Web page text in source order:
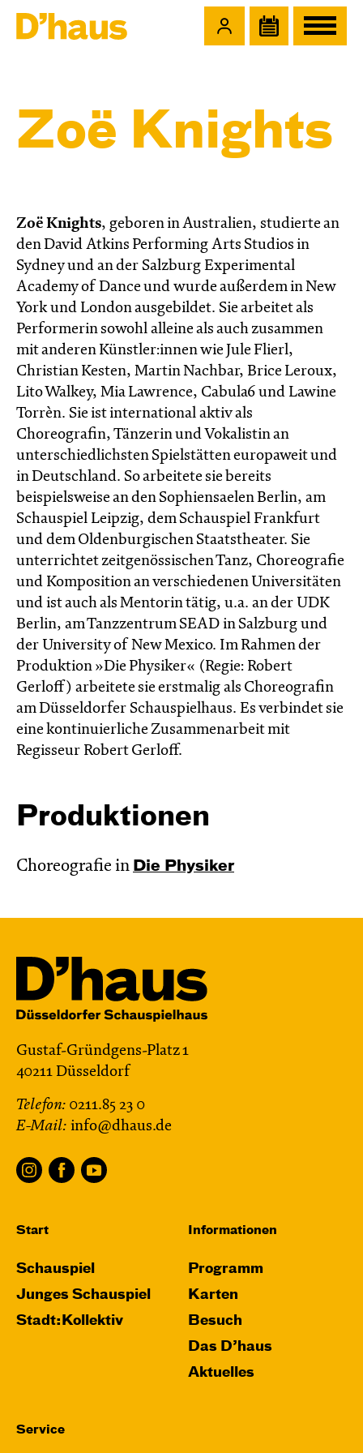
Zoë Knights
Zoë Knights, geboren in Australien, studierte an
den David Atkins Performing Arts Studios in
Sydney und an der Salzburg Experimental
Academy of Dance und wurde außerdem in New
York und London ausgebildet. Sie arbeitet als
Performerin sowohl alleine als auch zusammen
mit anderen Künstler:innen wie Jule Flierl,
Christian Kesten, Martin Nachbar, Brice Leroux,
Lito Walkey, Mia Lawrence, Cabula6 und Lawine
Torrèn. Sie ist international aktiv als
Choreografin, Tänzerin und Vokalistin an
unterschiedlichsten Spielstätten europaweit und
in Deutschland. So arbeitete sie bereits
beispielsweise an den Sophiensaelen Berlin, am
Schauspiel Leipzig, dem Schauspiel Frankfurt
und dem Oldenburgischen Staatstheater. Sie
unterrichtet zeitgenössischen Tanz, Choreografie
und Komposition an verschiedenen Universitäten
und ist auch als Mentorin tätig, u.a. an der UDK
Berlin, am Tanzzentrum SEAD in Salzburg und
der University of New Mexico. Im Rahmen der
Produktion »Die Physiker« (Regie: Robert
Gerloff) arbeitete sie erstmalig als Choreografin
am Düsseldorfer Schauspielhaus. Es verbindet sie
eine kontinuierliche Zusammenarbeit mit
Regisseur Robert Gerloff.
Produktionen
Choreografie in Die Physiker
Gustaf-Gründgens-Platz 1
40211 Düsseldorf
Telefon: 0211.85 23 0
E-Mail: info@dhaus.de
Start
Schauspiel
Junges Schauspiel
Stadt:Kollektiv
Informationen
Programm
Karten
Besuch
Das D’haus
Aktuelles
Service